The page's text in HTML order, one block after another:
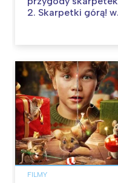
2. Skarpetki górą! w
FILMY